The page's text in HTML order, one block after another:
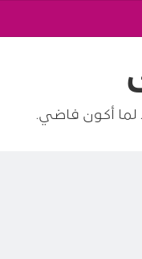
لما أكون فاضي.